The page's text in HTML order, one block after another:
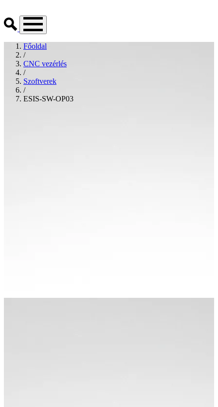
Főoldal
/
CNC vezérlés
/
Szoftverek
/
ESIS-SW-OP03